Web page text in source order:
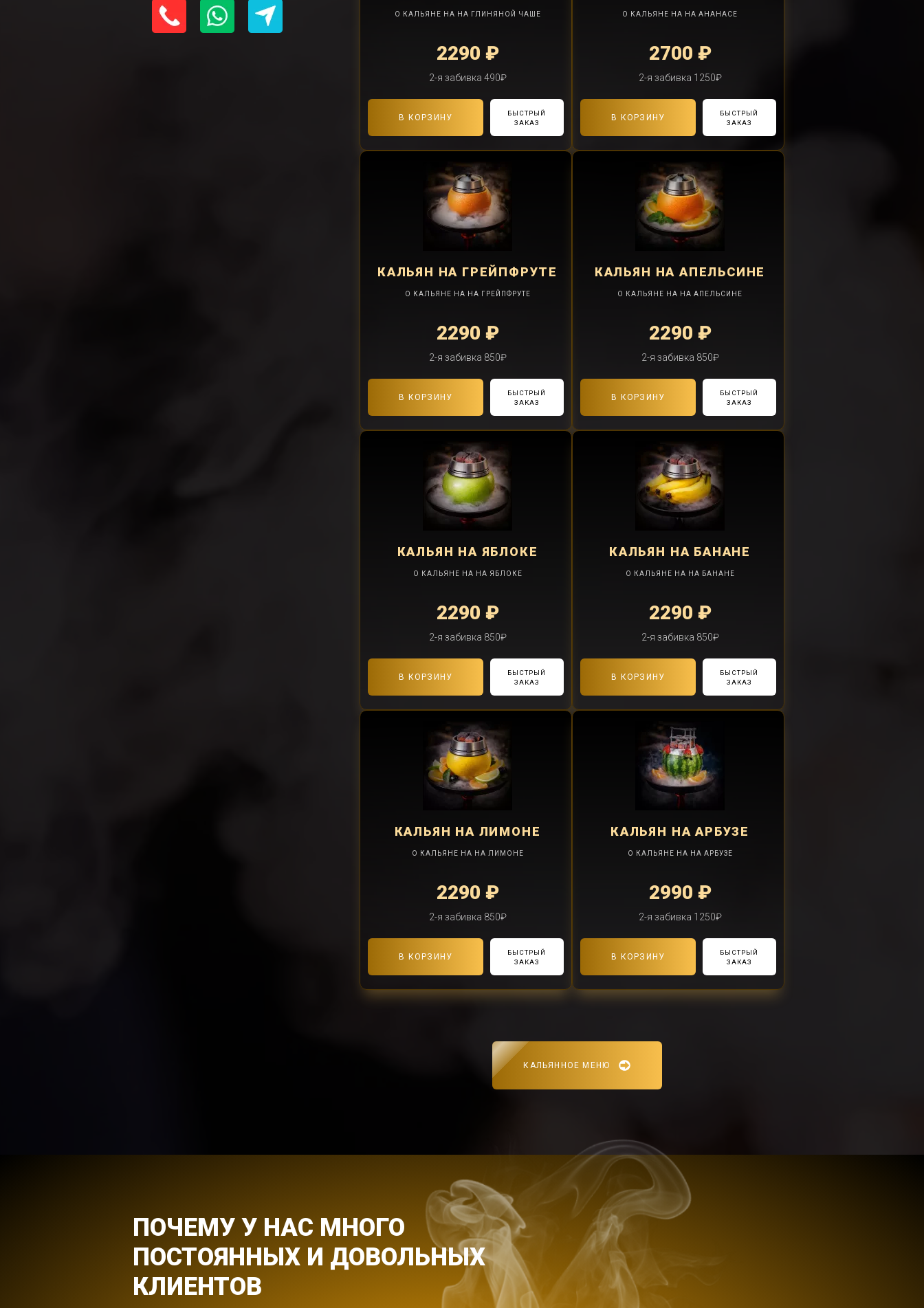
О КАЛЬЯНЕ НА НА ГЛИНЯНОЙ ЧАШЕ
2290 ₽
2-я забивка 490₽
В КОРЗИНУ
БЫСТРЫЙ
ЗАКАЗ
О КАЛЬЯНЕ НА НА АНАНАСЕ
2700 ₽
2-я забивка 1250₽
В КОРЗИНУ
БЫСТРЫЙ
ЗАКАЗ
КАЛЬЯН НА ГРЕЙПФРУТЕ
О КАЛЬЯНЕ НА НА ГРЕЙПФРУТЕ
2290 ₽
2-я забивка 850₽
В КОРЗИНУ
БЫСТРЫЙ
ЗАКАЗ
КАЛЬЯН НА АПЕЛЬСИНЕ
О КАЛЬЯНЕ НА НА АПЕЛЬСИНЕ
2290 ₽
2-я забивка 850₽
В КОРЗИНУ
БЫСТРЫЙ
ЗАКАЗ
КАЛЬЯН НА ЯБЛОКЕ
О КАЛЬЯНЕ НА НА ЯБЛОКЕ
2290 ₽
2-я забивка 850₽
В КОРЗИНУ
БЫСТРЫЙ
ЗАКАЗ
КАЛЬЯН НА БАНАНЕ
О КАЛЬЯНЕ НА НА БАНАНЕ
2290 ₽
2-я забивка 850₽
В КОРЗИНУ
БЫСТРЫЙ
ЗАКАЗ
КАЛЬЯН НА ЛИМОНЕ
О КАЛЬЯНЕ НА НА ЛИМОНЕ
2290 ₽
2-я забивка 850₽
В КОРЗИНУ
БЫСТРЫЙ
ЗАКАЗ
КАЛЬЯН НА АРБУЗЕ
О КАЛЬЯНЕ НА НА АРБУЗЕ
2990 ₽
2-я забивка 1250₽
В КОРЗИНУ
БЫСТРЫЙ
ЗАКАЗ
КАЛЬЯННОЕ МЕНЮ
ПОЧЕМУ У НАС МНОГО
ПОСТОЯННЫХ И ДОВОЛЬНЫХ
КЛИЕНТОВ